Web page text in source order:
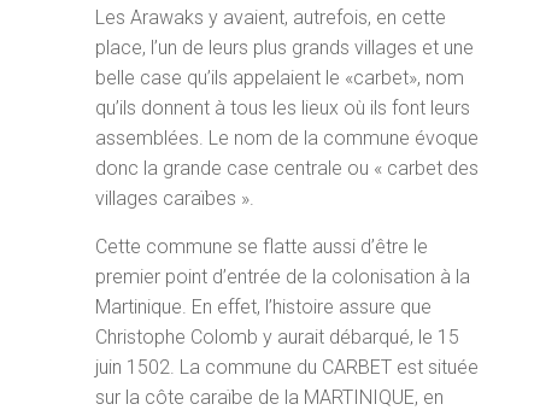
Les Arawaks y avaient, autrefois, en cette
place, l’un de leurs plus grands villages et une
belle case qu’ils appelaient le «carbet», nom
qu’ils donnent à tous les lieux où ils font leurs
assemblées. Le nom de la commune évoque
donc la grande case centrale ou « carbet des
villages caraïbes ».
Cette commune se flatte aussi d’être le
premier point d’entrée de la colonisation à la
Martinique. En effet, l’histoire assure que
Christophe Colomb y aurait débarqué, le 15
juin 1502. La commune du CARBET est située
sur la côte caraïbe de la MARTINIQUE, en